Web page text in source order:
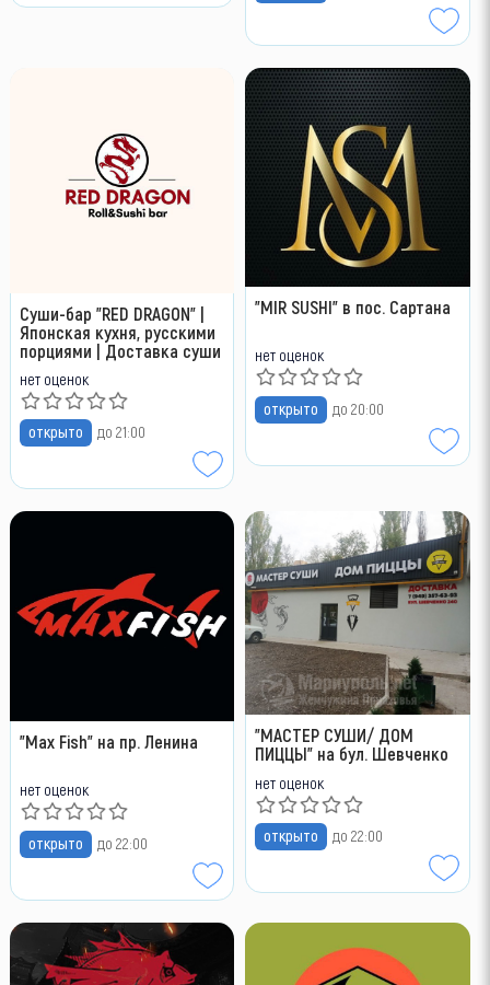
Суши-бар "RED DRAGON" |
Японская кухня, русскими
порциями | Доставка суши
нет оценок
открыто до 21:00
"MIR SUSHI" в пос. Сартана
нет оценок
открыто до 20:00
"Max Fish" на пр. Ленина
нет оценок
открыто до 22:00
"МАСТЕР СУШИ/ ДОМ
ПИЦЦЫ" на бул. Шевченко
нет оценок
открыто до 22:00